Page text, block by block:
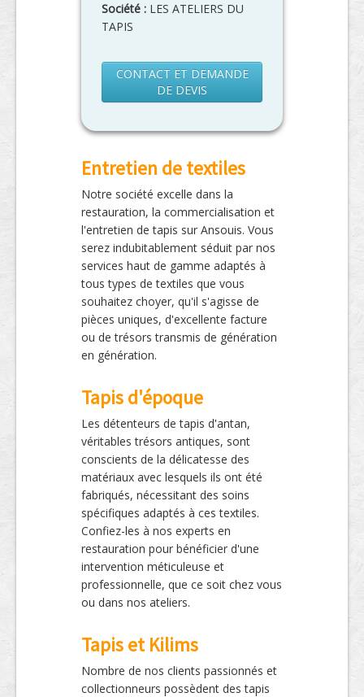
Société : LES ATELIERS DU
TAPIS
CONTACT ET DEMANDE
DE DEVIS
Entretien de textiles
Notre société excelle dans la
restauration, la commercialisation et
l'entretien de tapis sur Ansouis. Vous
serez indubitablement séduit par nos
services haut de gamme adaptés à
tous types de textiles que vous
souhaitez choyer, qu'il s'agisse de
pièces uniques, d'excellente facture
ou de trésors transmis de génération
en génération.
Tapis d'époque
Les détenteurs de tapis d'antan,
véritables trésors antiques, sont
conscients de la délicatesse des
matériaux avec lesquels ils ont été
fabriqués, nécessitant des soins
spécifiques adaptés à ces textiles.
Confiez-les à nos experts en
restauration pour bénéficier d'une
intervention méticuleuse et
professionnelle, que ce soit chez vous
ou dans nos ateliers.
Tapis et Kilims
Nombre de nos clients passionnés et
collectionneurs possèdent des tapis